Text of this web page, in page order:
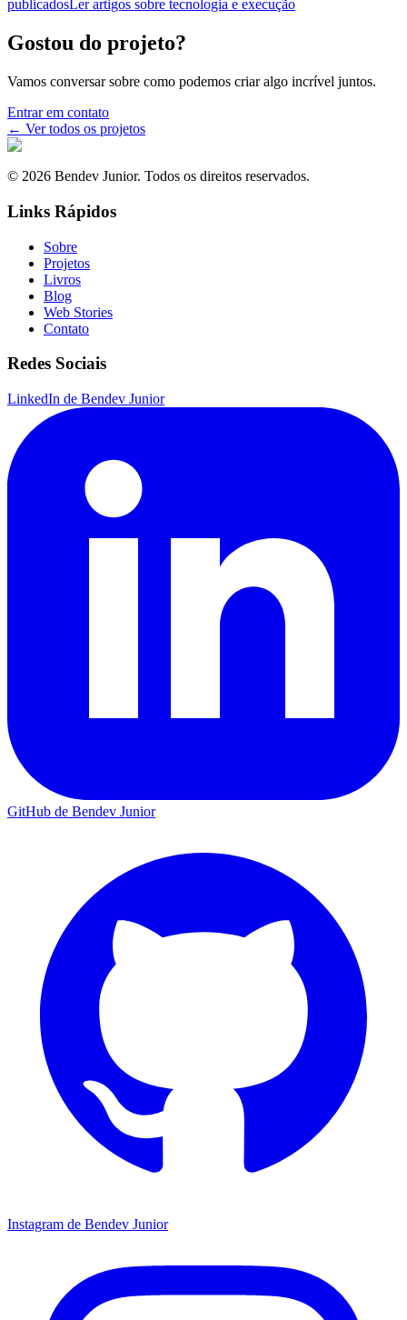
publicadosLer artigos sobre tecnologia e execução
Gostou do projeto?
Vamos conversar sobre como podemos criar algo incrível juntos.
Entrar em contato
← Ver todos os projetos
© 2026 Bendev Junior. Todos os direitos reservados.
Links Rápidos
Sobre
Projetos
Livros
Blog
Web Stories
Contato
Redes Sociais
LinkedIn de Bendev Junior
GitHub de Bendev Junior
Instagram de Bendev Junior